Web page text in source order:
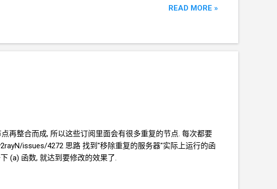
READ MORE »
再整合而成, 所以这些订阅里面会有很多重复的节点. 每次都要
issues/4272 思路 找到"移除重复的服务器"实际上运行的函
(a) 函数, 就达到要修改的效果了.